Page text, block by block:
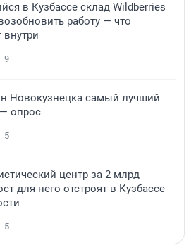
в Кузбассе склад Wildberries
работу — что
внутри
9
Новокузнецка самый лучший
опрос
5
центр за 2 млрд
для него отстроят в Кузбассе
5